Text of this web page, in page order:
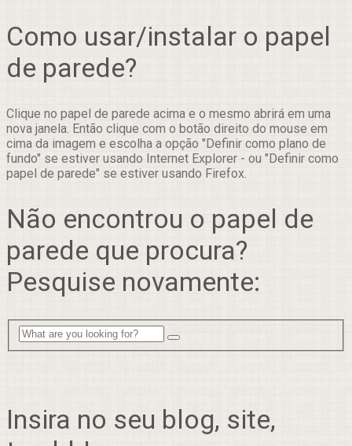
Como usar/instalar o papel
de parede?
Clique no papel de parede acima e o mesmo abrirá em uma
nova janela. Então clique com o botão direito do mouse em
cima da imagem e escolha a opção "Definir como plano de
fundo" se estiver usando Internet Explorer - ou "Definir como
papel de parede" se estiver usando Firefox.
Não encontrou o papel de
parede que procura?
Pesquise novamente:
Insira no seu blog, site,